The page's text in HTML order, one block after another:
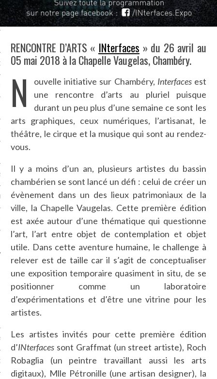
EN VOD
CARAVELLE
PODCAST
RENCONTRE D’ARTS « INterfaces » du 26 avril au
05 mai 2018 à la Chapelle Vaugelas, Chambéry.
N ouvelle initiative sur Chambéry, Interfacesest
une rencontre d’arts au pluriel puisque
durant un peu plus d’une semaine ce sont les
arts graphiques, ceux numériques, l’artisanat, le
théâtre, le cirque et la musique qui sont au rendez-
vous.
Il y a moins d’un an, plusieurs artistes du bassin
chambérien se sont lancé un défi : celui de créer un
évènement dans un des lieux patrimoniaux de la
ville, la Chapelle Vaugelas. Cette première édition
est axée autour d’une thématique qui questionne
l’art, l’art entre objet de contemplation et objet
utile. Dans cette aventure humaine, le challenge à
relever est de taille car il s’agit de conceptualiser
une exposition temporaire quasiment in situ, de se
positionner comme un laboratoire
d’expérimentations et d’être une vitrine pour les
artistes.
Les artistes invités pour cette première édition
d’INterfaces sont Graffmat (un street artiste), Roch
Robaglia (un peintre travaillant aussi les arts
digitaux), Mlle Pétronille (une artisan designer), la